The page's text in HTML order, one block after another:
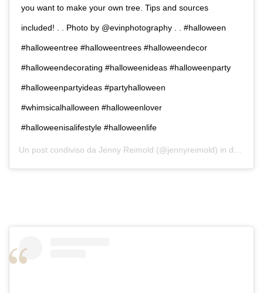
you want to make your own tree. Tips and sources
included! . . Photo by @evinphotography . . #halloween
#halloweentree #halloweentrees #halloweendecor
#halloweendecorating #halloweenideas #halloweenparty
#halloweenpartyideas #partyhalloween
#whimsicalhalloween #halloweenlover
#halloweenisalifestyle #halloweenlife
Un post condiviso da Jenny Reimold (@jennyreimold) in data: